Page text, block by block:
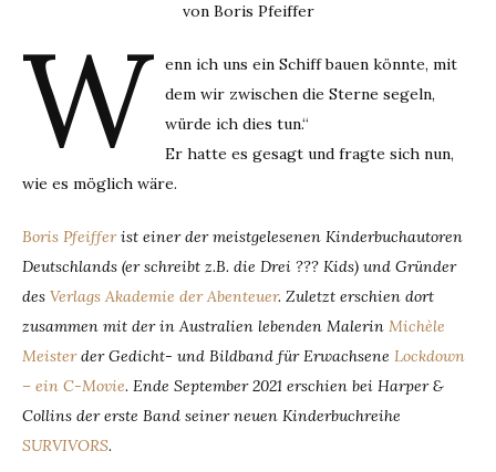
von Boris Pfeiffer
W
enn ich uns ein Schiff bauen könnte, mit
dem wir zwischen die Sterne segeln,
würde ich dies tun.“
Er hatte es gesagt und fragte sich nun,
wie es möglich wäre.
Boris Pfeifferist einer der meistgelesenen Kinderbuchautoren
Deutschlands (er schreibt z.B. die Drei ??? Kids) und Gründer
des Verlags Akademie der Abenteuer. Zuletzt erschien dort
zusammen mit der in Australien lebenden Malerin Michèle
Meisterder Gedicht- und Bildband für Erwachsene Lockdown
– ein C-Movie. Ende September 2021 erschien bei Harper &
Collins der erste Band seiner neuen Kinderbuchreihe
SURVIVORS.